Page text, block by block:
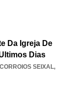
Da Igreja De
Dias
CORROIOS SEIXAL,